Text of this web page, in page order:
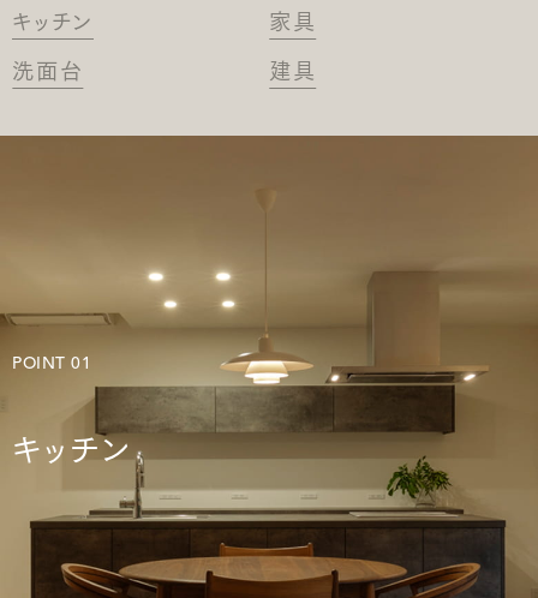
土地探しのご相談はこちら
リフォームのご相談はこちら
キッチン
家具
洗面台
建具
POINT 01
キッチン